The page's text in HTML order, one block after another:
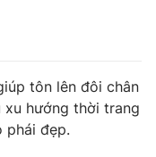
tôn lên đôi chân
xu hướng thời trang
phái đẹp.